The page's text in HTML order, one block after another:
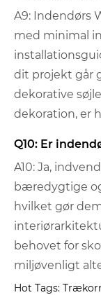
A9: Indendørs
med minimal
dit projekt går
dekorative
dekoration, er
Q10: Er
A10: Ja,
bæredygtige
hvilket gør
behovet for
miljøvenligt
Hot Tags: